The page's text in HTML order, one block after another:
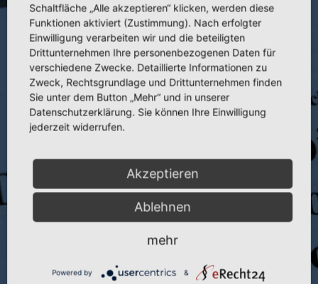
3.015 Fibrinolyseblutungen in der
Chirurgie und ihre Behandlung mit p-
Aminomethylbenzoesäure
Titel:Fibrinolyseblutungen in der Chirurgie und ihre Behandlung mit p-
Aminomethylbenzoesäure
Schaltfläche „Alle akzeptieren“ klicken, werden diese
Funktionen aktiviert (Zustimmung). Nach erfolgter
Einwilligung verarbeiten wir und die beteiligten
Drittunternehmen Ihre personenbezogenen Daten für
verschiedene Zwecke. Detaillierte Informationen zu
Zweck, Rechtsgrundlage und Drittunternehmen finden
Sie unter dem Button „Mehr“ und in unserer
Datenschutzerklärung. Sie können Ihre Einwilligung
jederzeit widerrufen.
Akzeptieren
Ablehnen
mehr
Powered by &